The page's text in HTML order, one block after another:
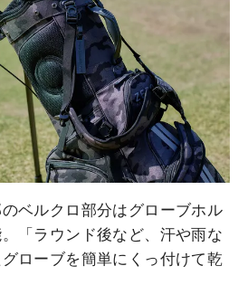
ベルクロ部分はグローブホル
「ラウンド後など、汗や雨な
ローブを簡単にくっ付けて乾